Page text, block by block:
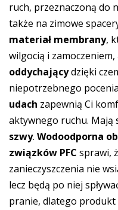
ruch, przeznaczoną do
także na zimowe
materiał membrany,
wilgocią i
oddychającydzięki
niepotrzebnego
udach zapewnią Ci
aktywnego ruchu. Mają
szwy. Wodoodporna
związków PFC sprawi,
zanieczyszczenia nie
lecz będą po niej
pranie, dlatego produkt